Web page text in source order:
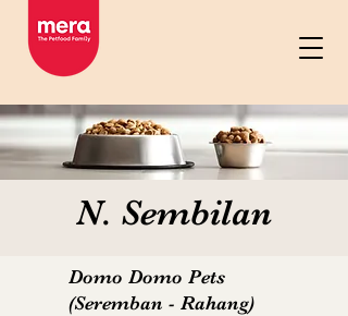
N. Sembilan
Domo Domo Pets
(Seremban - Rahang)